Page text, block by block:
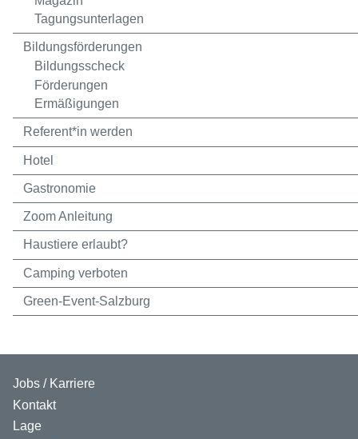
Tagungsunterlagen
Bildungsförderungen
Bildungsscheck
Förderungen
Ermäßigungen
Referent*in werden
Hotel
Gastronomie
Zoom Anleitung
Haustiere erlaubt?
Camping verboten
Green-Event-Salzburg
Jobs / Karriere
Kontakt
Lage